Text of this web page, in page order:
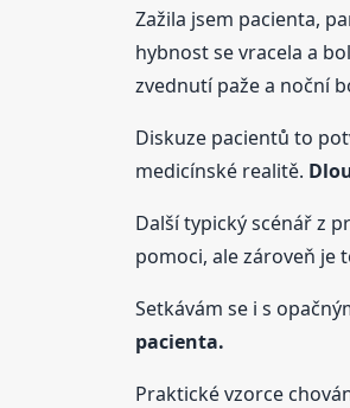
Zažila jsem pacienta,
hybnost se vracela a
zvednutí paže a noční
Diskuze pacientů to
medicínské realitě.
Další typický scénář z
pomoci, ale zároveň je
Setkávám se i s
pacienta.
Praktické vzorce